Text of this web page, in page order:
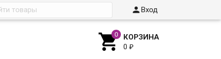
Вход
 КОРЗИНА
0₽